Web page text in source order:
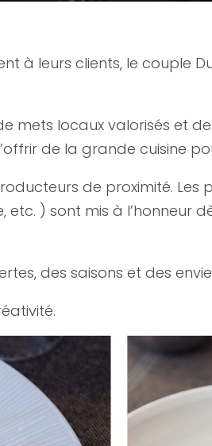
à leurs clients, le couple
mets locaux valorisés et
de la grande cuisine
de proximité. Les
etc. ) sont mis à l’honneur
des saisons et des